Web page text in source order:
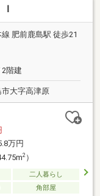
線 肥前鹿島駅 徒歩21
階建
大字高津原
万円
2）
二人暮らし
角部屋